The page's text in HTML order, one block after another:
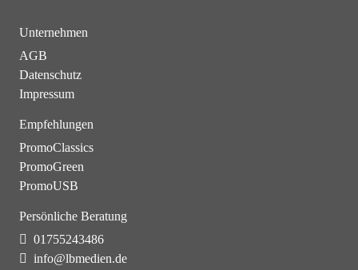
Unternehmen
AGB
Datenschutz
Impressum
Empfehlungen
PromoClassics
PromoGreen
PromoUSB
Persönliche Beratung
01755243486
info@lbmedien.de